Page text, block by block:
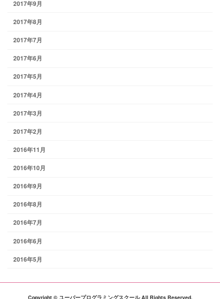
2017年9月
2017年8月
2017年7月
2017年6月
2017年5月
2017年4月
2017年3月
2017年2月
2016年11月
2016年10月
2016年9月
2016年8月
2016年7月
2016年6月
2016年5月
Copyright © ユーバープログラミングスクール All Rights Reserved.